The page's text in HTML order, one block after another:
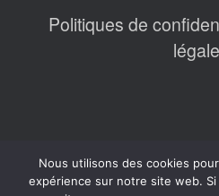
Politiques de
Nous utilisons des cookies
expérience sur notre site web.